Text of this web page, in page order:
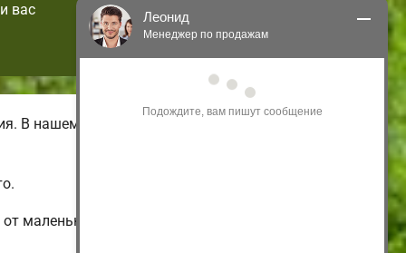
вас
В нашем каталоге вы всегда
маленьких одноэтажных и
Леонид
Менеджер по продажам
Здравствуйте! Я могу
проконсультировать Вас по нашим
акциям и проектам.